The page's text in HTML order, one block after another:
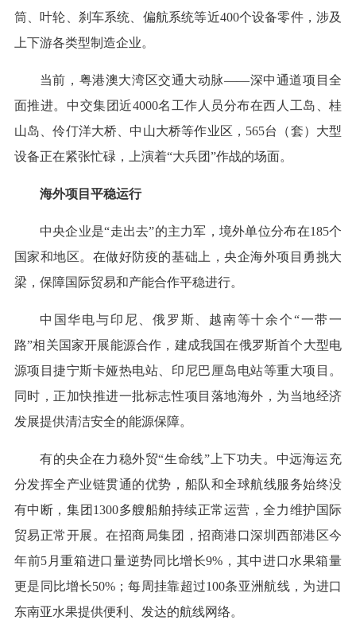
筒、叶轮、刹车系统、偏航系统等近400个设备零件，涉及
上下游各类型制造企业。
当前，粤港澳大湾区交通大动脉——深中通道项目全
面推进。中交集团近4000名工作人员分布在西人工岛、桂
山岛、伶仃洋大桥、中山大桥等作业区，565台（套）大型
设备正在紧张忙碌，上演着“大兵团”作战的场面。
海外项目平稳运行
中央企业是“走出去”的主力军，境外单位分布在185个
国家和地区。在做好防疫的基础上，央企海外项目勇挑大
梁，保障国际贸易和产能合作平稳进行。
中国华电与印尼、俄罗斯、越南等十余个“一带一
路”相关国家开展能源合作，建成我国在俄罗斯首个大型电
源项目捷宁斯卡娅热电站、印尼巴厘岛电站等重大项目。
同时，正加快推进一批标志性项目落地海外，为当地经济
发展提供清洁安全的能源保障。
有的央企在力稳外贸“生命线”上下功夫。中远海运充
分发挥全产业链贯通的优势，船队和全球航线服务始终没
有中断，集团1300多艘船舶持续正常运营，全力维护国际
贸易正常开展。在招商局集团，招商港口深圳西部港区今
年前5月重箱进口量逆势同比增长9%，其中进口水果箱量
更是同比增长50%；每周挂靠超过100条亚洲航线，为进口
东南亚水果提供便利、发达的航线网络。